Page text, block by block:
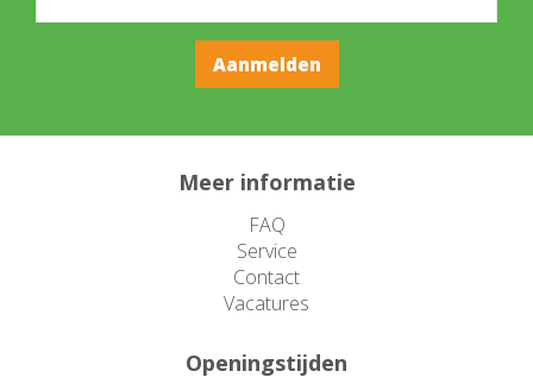
Meer informatie
FAQ
Service
Contact
Vacatures
Openingstijden